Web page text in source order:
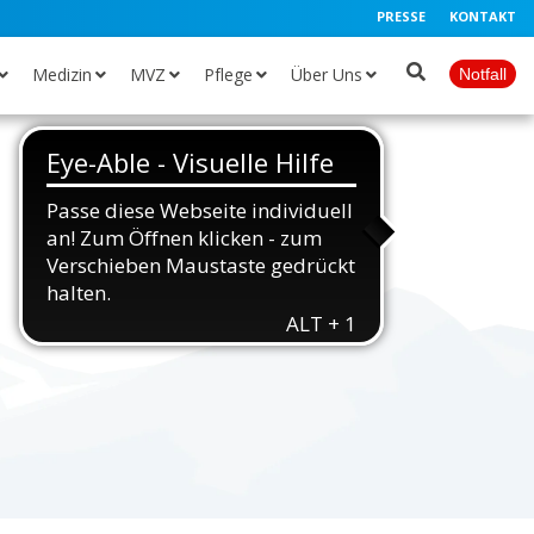
PRESSE KONTAKT
Notfall
Medizin MVZ Pflege Über Uns